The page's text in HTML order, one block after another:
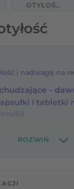
OTYŁOŚCI
NADWAGI
–